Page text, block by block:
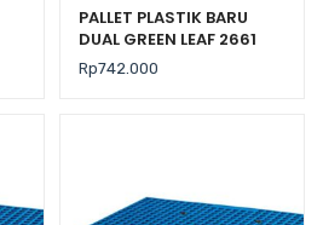
PALLET PLASTIK BARU
DUAL GREEN LEAF 2661
UKURAN 110x110x14 CM
Rp742.000